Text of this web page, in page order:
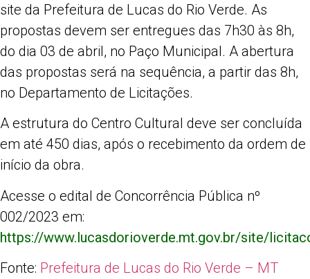
site da Prefeitura de Lucas do Rio Verde. As
propostas devem ser entregues das 7h30 às 8h,
do dia 03 de abril, no Paço Municipal. A abertura
das propostas será na sequência, a partir das 8h,
no Departamento de Licitações.
A estrutura do Centro Cultural deve ser concluída
em até 450 dias, após o recebimento da ordem de
início da obra.
Acesse o edital de Concorrência Pública nº
002/2023 em:
https://www.lucasdorioverde.mt.gov.br/site/
Fonte: Prefeitura de Lucas do Rio Verde – MT